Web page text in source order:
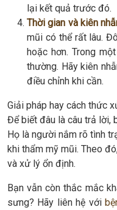
lại kết quả trước đó.
Thời gian và kiên
mũi có thể rất lâu.
hoặc hơn. Trong
thường. Hãy kiên
điều chỉnh khi cần.
Giải pháp hay cách thức
Để biết đâu là câu trả lời,
Họ là người nắm rõ tình
khi thẩm mỹ mũi. Theo
và xử lý ổn định.
Bạn vẫn còn thắc mắc
sưng? Hãy liên hệ với